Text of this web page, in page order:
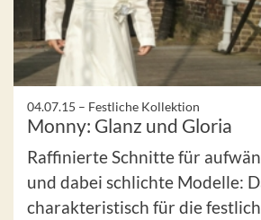
04.07.15 – Festliche Kollektion
Monny: Glanz und Gloria
Raffinierte Schnitte für
und dabei schlichte Modelle:
charakteristisch für die